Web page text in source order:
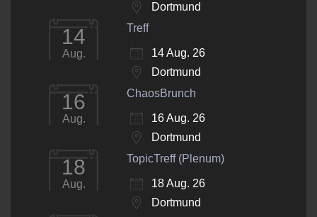
Dortmund
14
Aug.
Treff
14 Aug. 26
Dortmund
16
Aug.
ChaosBrunch
16 Aug. 26
Dortmund
18
Aug.
TopicTreff (Plenum)
18 Aug. 26
Dortmund